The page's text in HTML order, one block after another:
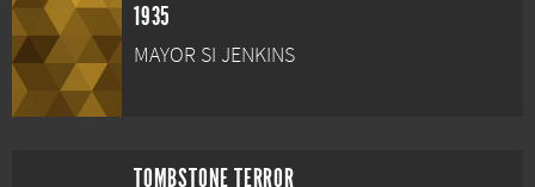
1935
MAYOR SI JENKINS
TOMBSTONE TERROR